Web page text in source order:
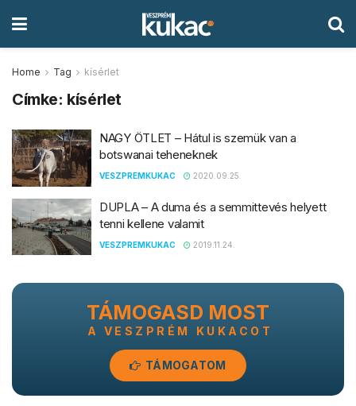
Home Tag kísérlet
Címke: kísérlet
NAGY ÖTLET – Hátul is szemük van a
botswanai teheneknek
VESZPREMKUKAC 2020.09.25.
DUPLA – A duma és a semmittevés helyett
tenni kellene valamit
VESZPREMKUKAC 2019.11.24.
TÁMOGASD MOST
A VESZPRÉM KUKACOT
TÁMOGATOM